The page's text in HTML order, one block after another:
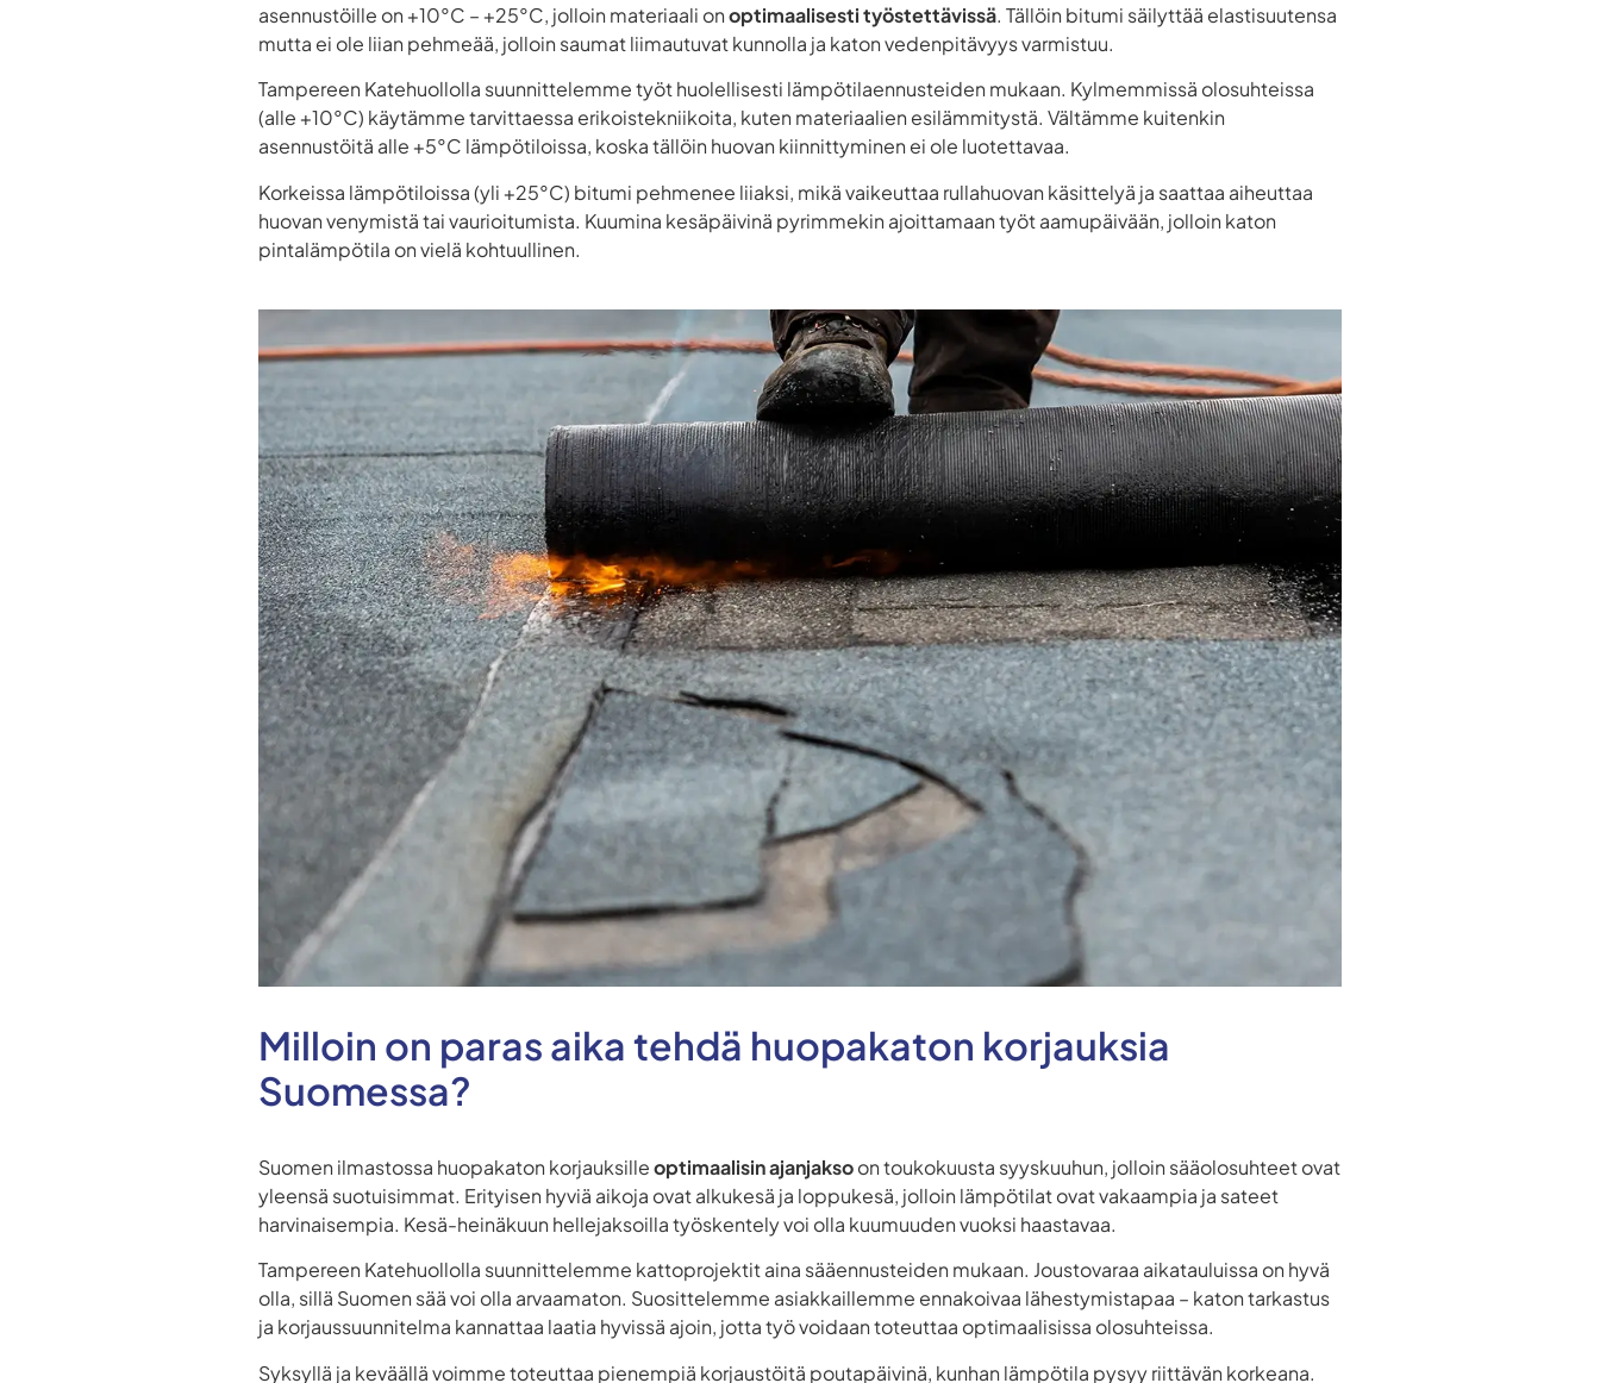
asennustöille on +10°C – +25°C, jolloin materiaali onoptimaalisesti työstettävissä. Tällöin bitumi säilyttää elastisuutensa
mutta ei ole liian pehmeää, jolloin saumat liimautuvat kunnolla ja katon vedenpitävyys varmistuu.
Tampereen Katehuollolla suunnittelemme työt huolellisesti lämpötilaennusteiden mukaan. Kylmemmissä olosuhteissa
(alle +10°C) käytämme tarvittaessa erikoistekniikoita, kuten materiaalien esilämmitystä. Vältämme kuitenkin
asennustöitä alle +5°C lämpötiloissa, koska tällöin huovan kiinnittyminen ei ole luotettavaa.
Korkeissa lämpötiloissa (yli +25°C) bitumi pehmenee liiaksi, mikä vaikeuttaa rullahuovan käsittelyä ja saattaa aiheuttaa
huovan venymistä tai vaurioitumista. Kuumina kesäpäivinä pyrimmekin ajoittamaan työt aamupäivään, jolloin katon
pintalämpötila on vielä kohtuullinen.
Milloin on paras aika tehdä huopakaton korjauksia
Suomessa?
Suomen ilmastossa huopakaton korjauksilleoptimaalisin ajanjaksoon toukokuusta syyskuuhun, jolloin sääolosuhteet ovat
yleensä suotuisimmat. Erityisen hyviä aikoja ovat alkukesä ja loppukesä, jolloin lämpötilat ovat vakaampia ja sateet
harvinaisempia. Kesä-heinäkuun hellejaksoilla työskentely voi olla kuumuuden vuoksi haastavaa.
Tampereen Katehuollolla suunnittelemme kattoprojektit aina sääennusteiden mukaan. Joustovaraa aikatauluissa on hyvä
olla, sillä Suomen sää voi olla arvaamaton. Suosittelemme asiakkaillemme ennakoivaa lähestymistapaa – katon tarkastus
ja korjaussuunnitelma kannattaa laatia hyvissä ajoin, jotta työ voidaan toteuttaa optimaalisissa olosuhteissa.
Syksyllä ja keväällä voimme toteuttaa pienempiä korjaustöitä poutapäivinä, kunhan lämpötila pysyy riittävän korkeana.